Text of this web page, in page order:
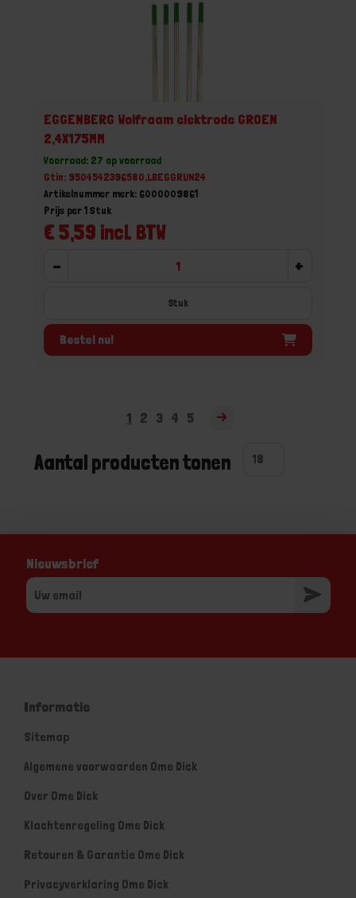
EGGENBERG Wolfraam elektrode GROEN
2,4X175MM
Voorraad: 27 op voorraad
Gtin: 9504542396580,LBEGGRUN24
Artikelnummer merk: 6000009861
€ 5,59 incl. BTW
Prijs per 1 Stuk
- +
Stuk
Bestel nu!
1 2 3 4 5
Aantal producten tonen
Nieuwsbrief
Informatie
Sitemap
Algemene voorwaarden Ome Dick
Over Ome Dick
Klachtenregeling Ome Dick
Retouren & Garantie Ome Dick
Privacyverklaring Ome Dick